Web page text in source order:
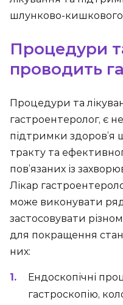
шлунково-кишкового
Процедури
проводить
Процедури та
гастроентеролог, є
підтримки здоров’я
тракту та
пов’язаних із
Лікар
може виконувати
застосовувати
для покращення
них:
Ендоскопічні
гастроскопію,